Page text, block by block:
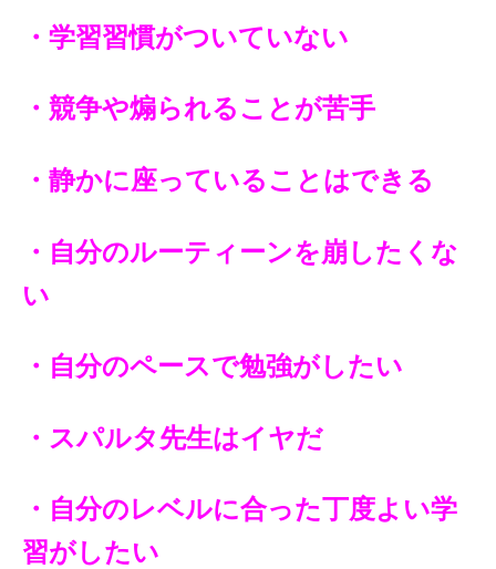
・学習習慣がついていない
・競争や煽られることが苦手
・静かに座っていることはできる
・自分のルーティーンを崩したくな
い
・自分のペースで勉強がしたい
・スパルタ先生はイヤだ
・自分のレベルに合った丁度よい学
習がしたい